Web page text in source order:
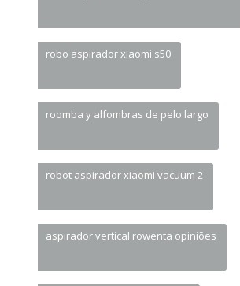
robo aspirador xiaomi s50
roomba y alfombras de pelo largo
robot aspirador xiaomi vacuum 2
aspirador vertical rowenta opiniões